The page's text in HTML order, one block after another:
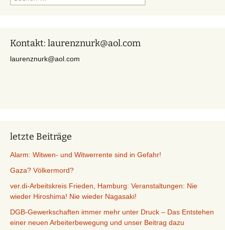
nach:
Kontakt: laurenznurk@aol.com
laurenznurk@aol.com
letzte Beiträge
Alarm: Witwen- und Witwerrente sind in Gefahr!
Gaza? Völkermord?
ver.di-Arbeitskreis Frieden, Hamburg: Veranstaltungen: Nie
wieder Hiroshima! Nie wieder Nagasaki!
DGB-Gewerkschaften immer mehr unter Druck – Das Entstehen
einer neuen Arbeiterbewegung und unser Beitrag dazu